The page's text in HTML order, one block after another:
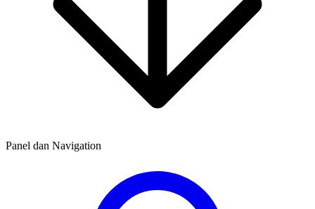
Panel dan Navigation